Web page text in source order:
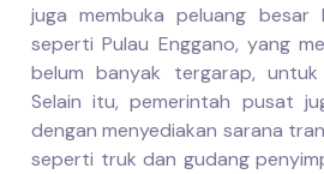
juga membuka peluang besar
seperti Pulau Enggano, yang
belum banyak tergarap, untuk
Selain itu, pemerintah pusat
dengan menyediakan sarana
seperti truk dan gudang